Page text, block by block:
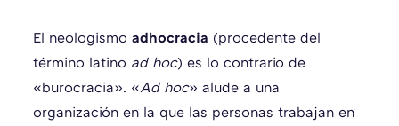
El neologismoadhocracia (procedente del
término latino ad hoc) es lo contrario de
«burocracia». «Ad hoc» alude a una
organización en la que las personas trabajan en